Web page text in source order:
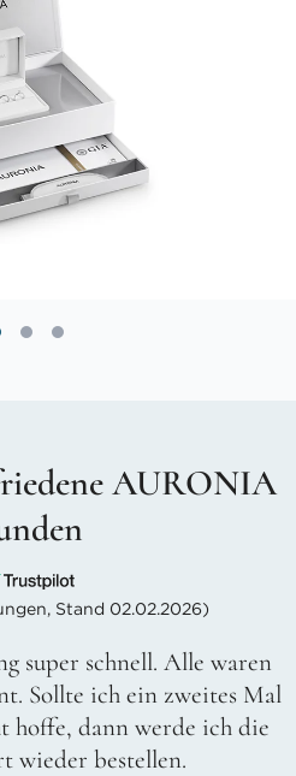
AURONIA
Stand 02.02.2026)
super schnell. Alle waren
Sollte ich ein zweites Mal
hoffe, dann werde ich die
wieder bestellen.